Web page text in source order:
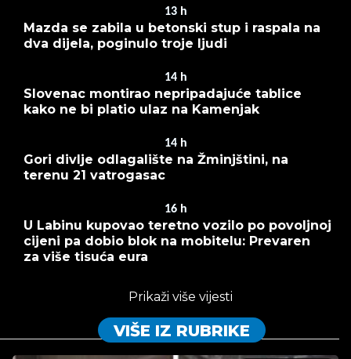
13 h
Mazda se zabila u betonski stup i raspala na
dva dijela, poginulo troje ljudi
14 h
Slovenac montirao nepripadajuće tablice
kako ne bi platio ulaz na Kamenjak
14 h
Gori divlje odlagalište na Žminjštini, na
terenu 21 vatrogasac
16 h
U Labinu kupovao teretno vozilo po povoljnoj
cijeni pa dobio blok na mobitelu: Prevaren
za više tisuća eura
Prikaži više vijesti
VIŠE IZ RUBRIKE